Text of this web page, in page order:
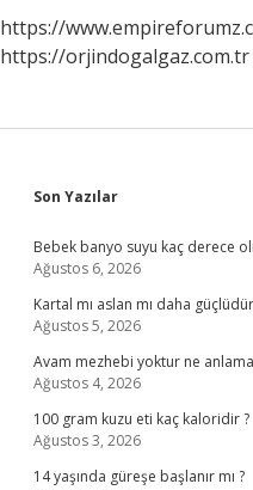
https://
https://orjindogalgaz.com.tr
Sidebar
Son Yazılar
Bebek banyo suyu kaç derece
Ağustos 6, 2026
Kartal mı aslan mı daha
Ağustos 5, 2026
Avam mezhebi yoktur ne
Ağustos 4, 2026
100 gram kuzu eti kaç kaloridir ?
Ağustos 3, 2026
14 yaşında güreşe başlanır mı ?